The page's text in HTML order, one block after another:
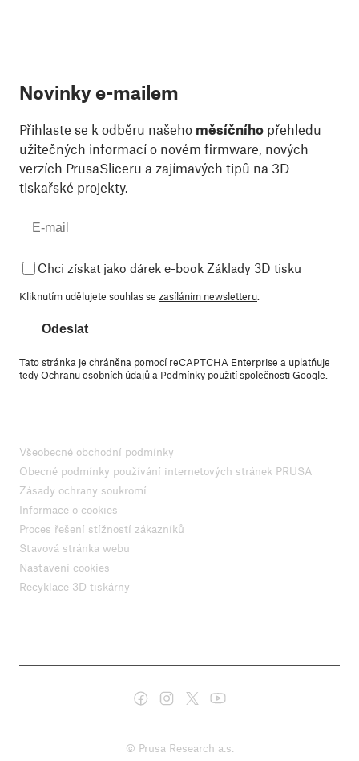
Novinky e-mailem
Přihlaste se k odběru našeho měsíčního přehledu
užitečných informací o novém firmware, nových
verzích PrusaSliceru a zajímavých tipů na 3D
tiskařské projekty.
Chci získat jako dárek e-book Základy 3D tisku
Kliknutím udělujete souhlas se zasíláním newsletteru
Odeslat
Tato stránka je chráněna pomocí reCAPTCHA Enterprise a uplatňuje
tedyOchranu osobních údajůa Podmínky použitíspolečnosti Google.
Všeobecné obchodní podmínky
Obecné podmínky používání internetových stránek PRUSA
Zásady ochrany soukromí
Informace o cookies
Proces řešení stížností zákazníků
Stavová stránka webu
Nastavení cookies
Recyklace 3D tiskárny
© Prusa Research a.s.